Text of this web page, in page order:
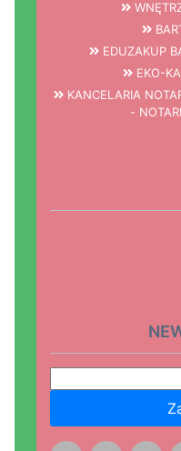
EDUZAKUP
EKO-
KANCELARIA
-